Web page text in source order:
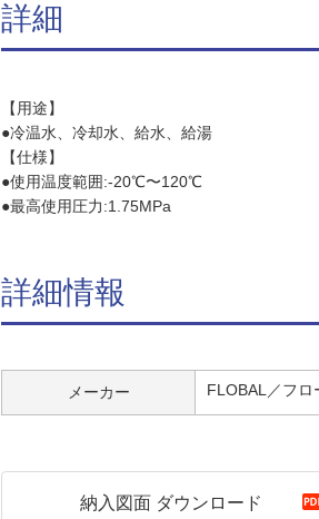
詳細
【用途】
●冷温水、冷却水、給水、給湯
【仕様】
●使用温度範囲:-20℃〜120℃
●最高使用圧力:1.75MPa
詳細情報
メーカー FLOBAL／フロ
納入図面 ダウンロード